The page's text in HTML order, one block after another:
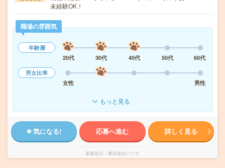
未経験OK！
職場の雰囲気
年齢層
20代
30代 40代 50代
60代
男女比率
女性
男性
もっと見る
気になる! 応募へ進む 詳しく見る
派遣会社 株式会社パソナ